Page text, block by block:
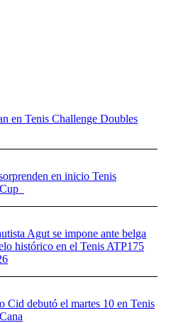
en Tenis Challenge Doubles
en inicio Tenis
Agut se impone ante belga
histórico en el Tenis ATP175
Cid debutó el martes 10 en Tenis